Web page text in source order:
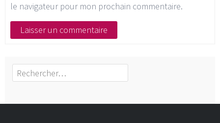
le navigateur pour mon prochain commentaire.
Rechercher :